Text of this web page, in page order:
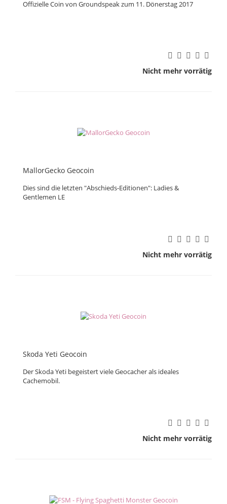
Offizielle Coin von Groundspeak zum 11. Dönerstag 2017
Nicht mehr vorrätig
MallorGecko Geocoin
Dies sind die letzten "Abschieds-Editionen": Ladies &
Gentlemen LE
Nicht mehr vorrätig
Skoda Yeti Geocoin
Der Skoda Yeti begeistert viele Geocacher als ideales
Cachemobil.
Nicht mehr vorrätig